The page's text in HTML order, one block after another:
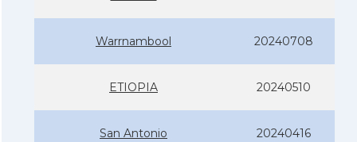
Warrnambool 20240708
ETIOPIA 20240510
San Antonio 20240416